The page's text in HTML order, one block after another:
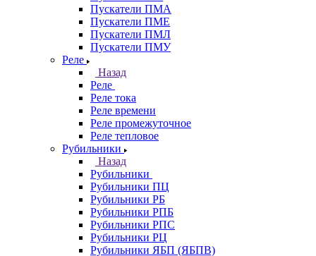
Пускатели ПМА
Пускатели ПМЕ
Пускатели ПМЛ
Пускатели ПМУ
Реле
Назад
Реле
Реле тока
Реле времени
Реле промежуточное
Реле тепловое
Рубильники
Назад
Рубильники
Рубильники ПЦ
Рубильники РБ
Рубильники РПБ
Рубильники РПС
Рубильники РЦ
Рубильники ЯБП (ЯБПВ)